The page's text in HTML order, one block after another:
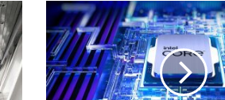
ت
ص
ا
و
ی